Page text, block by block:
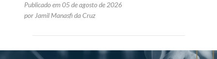
Publicado em 05 de agosto de 2026
por Jamil Manasfi da Cruz